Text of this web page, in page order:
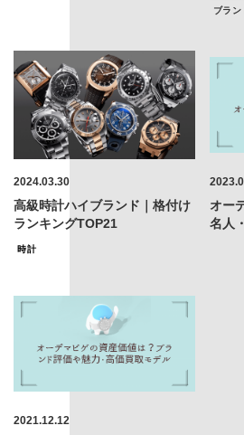
ブラン
2024.03.30
高級時計ハイブランド｜格付け
ランキングTOP21
時計
オー
名人
2021.12.12